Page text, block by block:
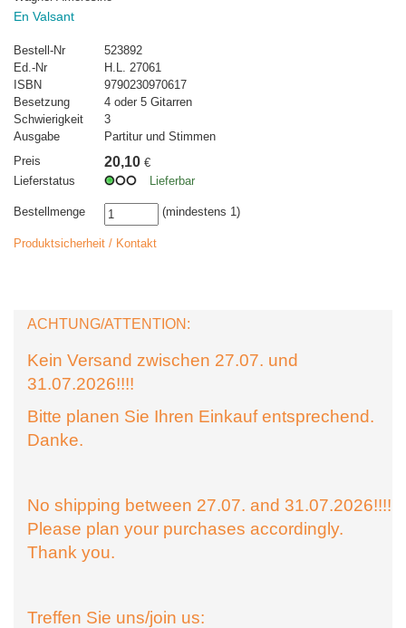
En Valsant
Bestell-Nr
523892
Ed.-Nr
H.L. 27061
ISBN
9790230970617
Besetzung
4 oder 5 Gitarren
Schwierigkeit
3
Ausgabe
Partitur und Stimmen
Preis
20,10 €
Lieferstatus
Lieferbar
Bestellmenge (mindestens 1)
Produktsicherheit / Kontakt
ACHTUNG/ATTENTION:
Kein Versand zwischen 27.07. und
31.07.2026!!!!
Bitte planen Sie Ihren Einkauf entsprechend.
Danke.
No shipping between 27.07. and 31.07.2026!!!!
Please plan your purchases accordingly.
Thank you.
Treffen Sie uns/join us: